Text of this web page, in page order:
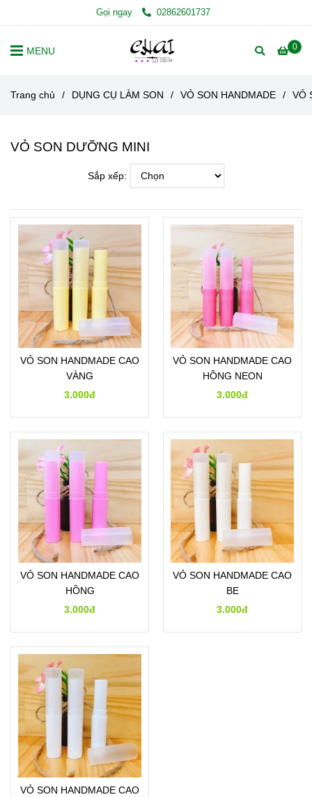
Gọi ngay 02862601737
0
MENU
Trang chủ / DỤNG CỤ LÀM SON / VỎ SON HANDMADE / VỎ
VỎ SON DƯỠNG MINI
Sắp xếp:
VỎ SON HANDMADE CAO
VÀNG
3.000đ
VỎ SON HANDMADE CAO
HỒNG NEON
3.000đ
VỎ SON HANDMADE CAO
HỒNG
3.000đ
VỎ SON HANDMADE CAO
BE
3.000đ
VỎ SON HANDMADE CAO